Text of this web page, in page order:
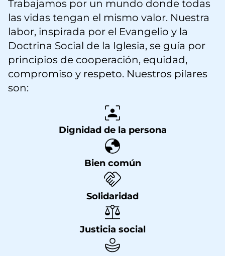
Trabajamos por un mundo donde todas
las vidas tengan el mismo valor. Nuestra
labor, inspirada por el Evangelio y la
Doctrina Social de la Iglesia, se guía por
principios de cooperación, equidad,
compromiso y respeto. Nuestros pilares
son:
Dignidad de la persona
Bien común
Solidaridad
Justicia social